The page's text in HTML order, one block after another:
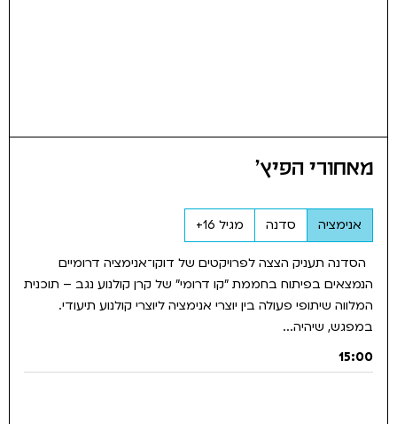
מאחורי הפיץ'
אנימציה סדנה מגיל 16+
הסדנה תעניק הצצה לפרויקטים של דוקו־אנימציה דרומיים
הנמצאים בפיתוח בחממת "קו דרומי" של קרן קולנוע נגב – תוכנית
המלווה שיתופי פעולה בין יוצרי אנימציה ליוצרי קולנוע תיעודי.
במפגש, שיהיה...
15:00